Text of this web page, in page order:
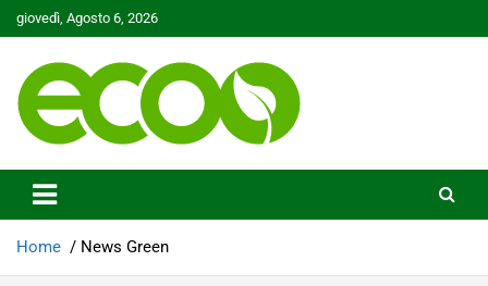
Skip
to
giovedì, Agosto 6, 2026
Ecoo.it
Home News Green